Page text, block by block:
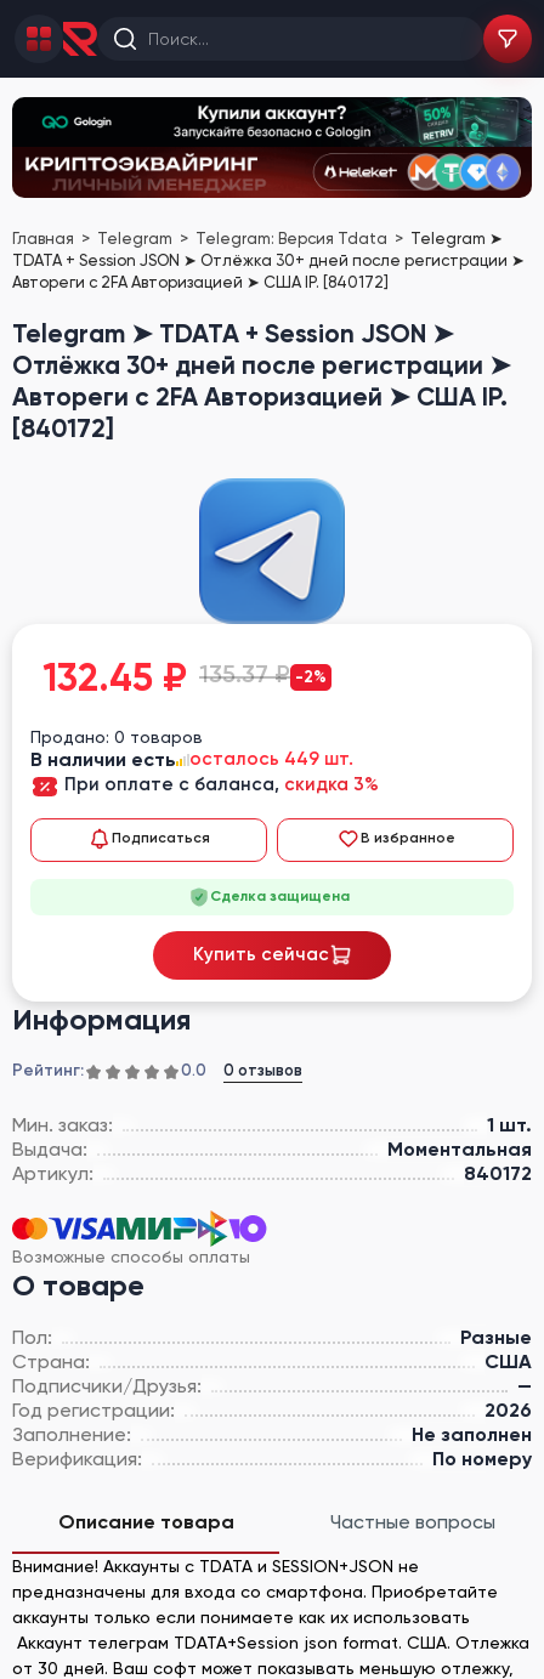
Главная Telegram Telegram: Версия Tdata
Telegram ➤
TDATA + Session JSON ➤ Отлёжка 30+ дней после регистрации ➤
Автореги с 2FA Авторизацией ➤ США IP. [840172]
Telegram ➤ TDATA + Session JSON ➤
Отлёжка 30+ дней после регистрации ➤
Автореги с 2FA Авторизацией ➤ США IP.
[840172]
Информация
Рейтинг: 0.0 0 отзывов
Мин. заказ:
1 шт.
Выдача:
Моментальная
Артикул:
840172
Возможные способы оплаты
О товаре
Пол:
Разные
Страна:
США
Подписчики/Друзья:
—
Год регистрации:
2026
Заполнение:
Не заполнен
Верификация:
По номеру
132.45 ₽ 135.37 ₽ -2%
Продано: 0 товаров
В наличии есть
осталось 449 шт.
При оплате с баланса, скидка 3%
Подписаться В избранное
Сделка защищена
Купить сейчас
Описание товара Частные вопросы
Внимание! Аккаунты с TDATA и SESSION+JSON не
предназначены для входа со смартфона. Приобретайте
аккаунты только если понимаете как их использовать
Аккаунт телеграм TDATA+Session json format. США. Отлежка
от 30 дней. Ваш софт может показывать меньшую отлежку,